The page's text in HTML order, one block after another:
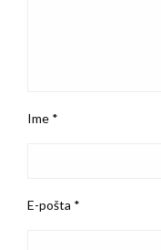
Ime *
E-pošta *